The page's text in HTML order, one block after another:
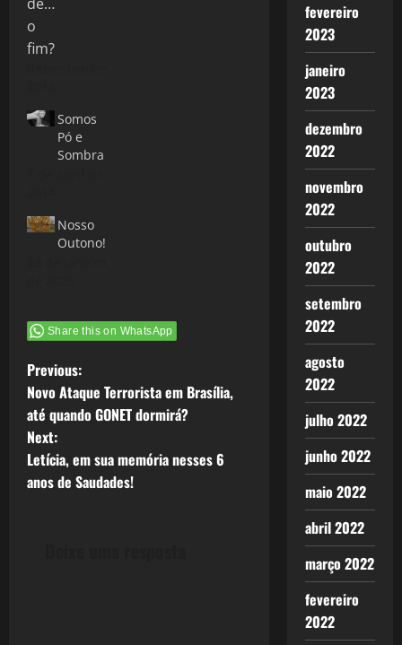
Somos
Pó e
Sombra
Nosso
Outono!
Share this on WhatsApp
P
o
s
t
Previous:
Novo Ataque Terrorista em Brasília,
até quando GONET dormirá?
Next:
Letícia, em sua memória nesses 6
anos de Saudades!
fevereiro
2023
janeiro
2023
dezembro
2022
novembro
2022
outubro
2022
setembro
2022
agosto
2022
julho 2022
junho 2022
maio 2022
abril 2022
março 2022
fevereiro
2022